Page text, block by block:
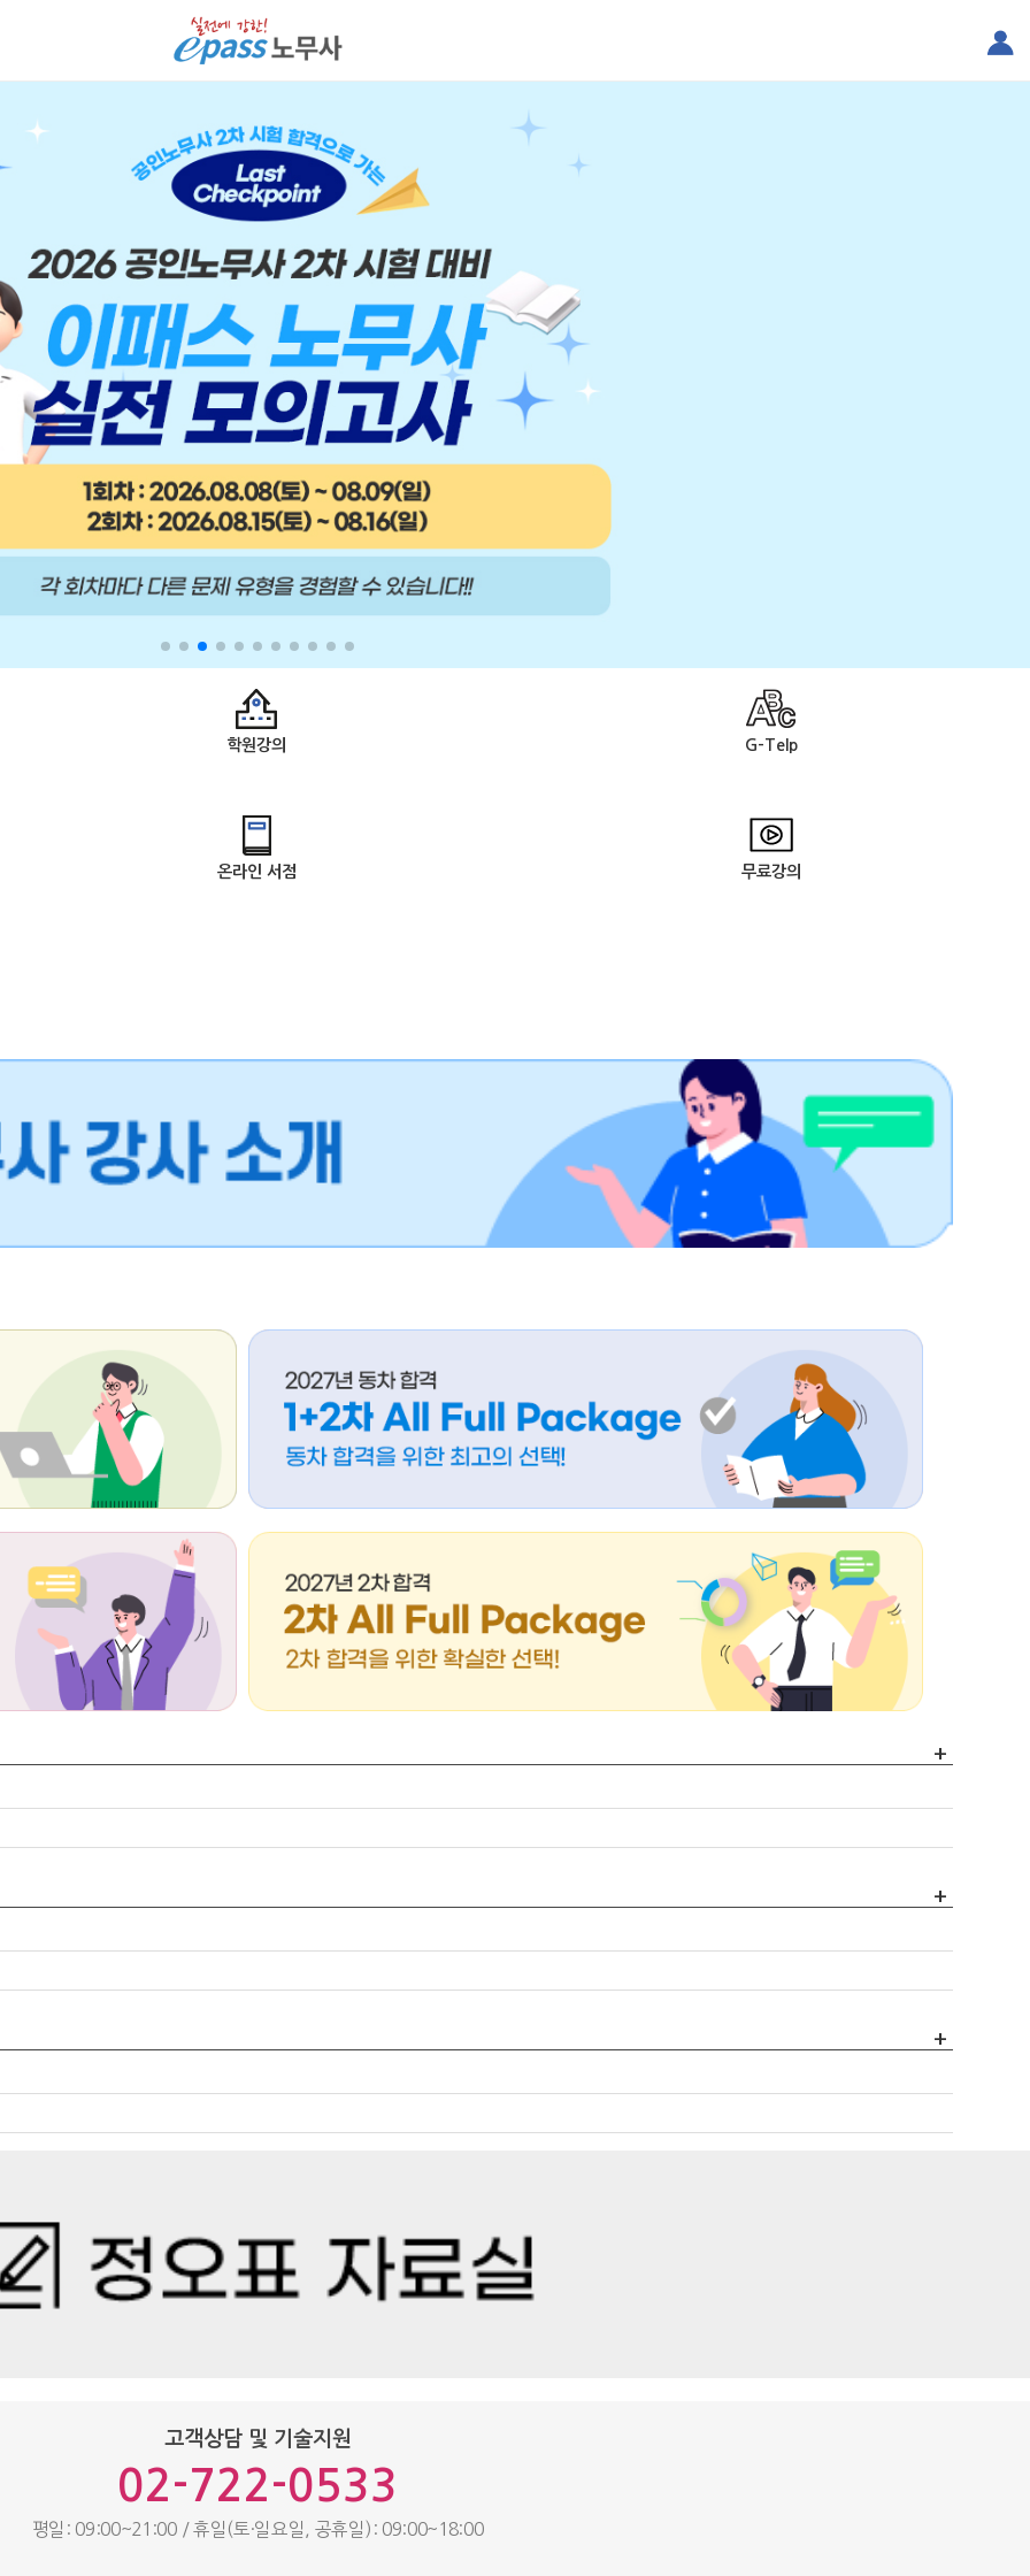
학원강의 G-Telp
온라인 서점 무료강의
+
+
+
고객상담 및 기술지원
02-722-0533
평일: 09:00~21:00 / 휴일(토·일요일, 공휴일): 09:00~18:00